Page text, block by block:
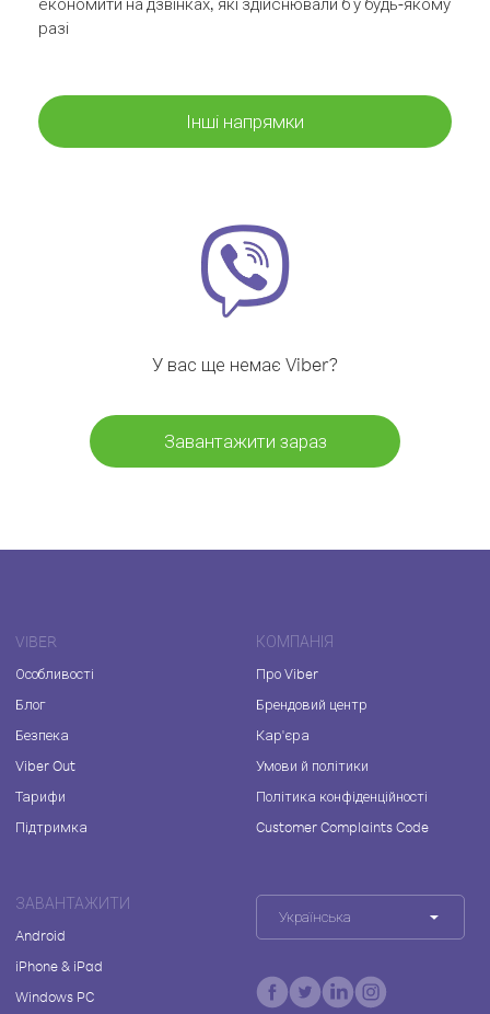
разі
Інші напрямки
У вас ще немає Viber?
Завантажити зараз
VIBER
Особливості
Блог
Безпека
Viber Out
Тарифи
Підтримка
КОМПАНІЯ
Про Viber
Брендовий центр
Кар'єра
Умови й політики
Політика конфіденційності
Customer Complaints Code
ЗАВАНТАЖИТИ
Android
iPhone & iPad
Windows PC
Українська